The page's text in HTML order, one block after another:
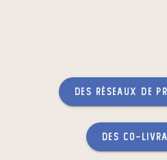
des réseaux de
des co-